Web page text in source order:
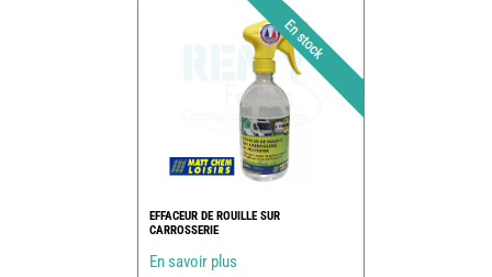
EFFACEUR DE ROUILLE SUR
CARROSSERIE
En savoir plus